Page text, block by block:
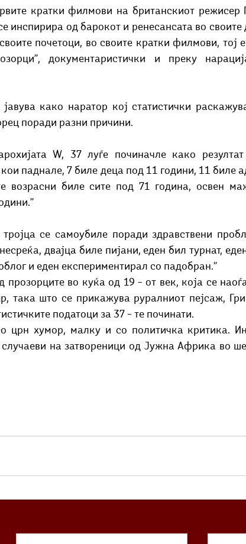
кратки филмови на британскиот режисер
инспирира од барокот и ренесансата во
почетоци, во своите кратки филмови, тој
документаристички и преку
како наратор кој статистички
поради разни причини.
W, 37 луѓе починачле како
паднале, 7 биле деца под 11 години, 11 биле
возрасни биле сите под 71 година, освен
се самоубиле поради здравствени
двајца биле пијани, еден бил турнат,
и еден експериментирал со падобран.’’
прозорците во куќа од 19 – от век, која се
така што се прикажува руралниот пејсаж,
податоци за 37 – те починати.
црн хумор, малку и со политичка критика.
на затвореници од Јужна Африка во